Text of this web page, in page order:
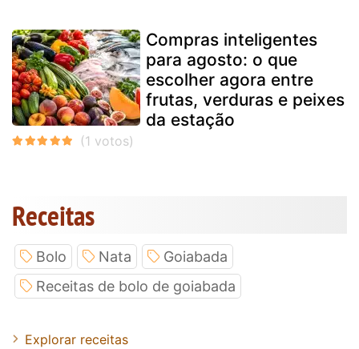
Compras inteligentes
para agosto: o que
escolher agora entre
frutas, verduras e peixes
da estação
Receitas
Bolo Nata
Goiabada
Receitas de bolo de goiabada
Explorar receitas